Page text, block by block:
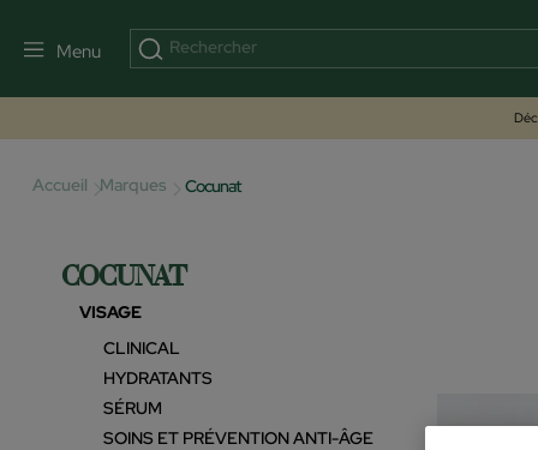
Menu
Accueil Marques Cocunat
COCUNAT
VISAGE
CLINICAL
HYDRATANTS
SÉRUM
SOINS ET PRÉVENTION ANTI-ÂGE